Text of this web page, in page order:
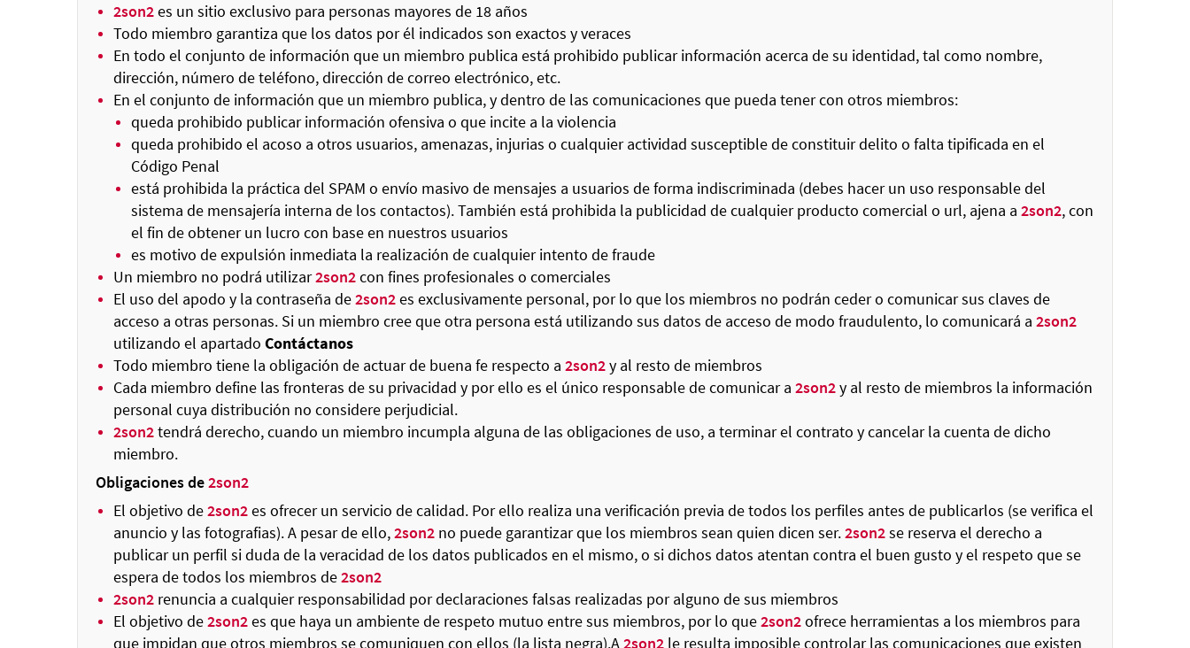
2son2es un sitio exclusivo para personas mayores de 18 años
Todo miembro garantiza que los datos por él indicados son exactos y veraces
En todo el conjunto de información que un miembro publica está prohibido publicar información acerca de su identidad, tal como nombre,
dirección, número de teléfono, dirección de correo electrónico, etc.
En el conjunto de información que un miembro publica, y dentro de las comunicaciones que pueda tener con otros miembros:
queda prohibido publicar información ofensiva o que incite a la violencia
queda prohibido el acoso a otros usuarios, amenazas, injurias o cualquier actividad susceptible de constituir delito o falta tipificada en el
Código Penal
está prohibida la práctica del SPAM o envío masivo de mensajes a usuarios de forma indiscriminada (debes hacer un uso responsable del
sistema de mensajería interna de los contactos). También está prohibida la publicidad de cualquier producto comercial o url, ajena a 2son2, con
el fin de obtener un lucro con base en nuestros usuarios
es motivo de expulsión inmediata la realización de cualquier intento de fraude
Un miembro no podrá utilizar2son2con fines profesionales o comerciales
El uso del apodo y la contraseña de2son2es exclusivamente personal, por lo que los miembros no podrán ceder o comunicar sus claves de
acceso a otras personas. Si un miembro cree que otra persona está utilizando sus datos de acceso de modo fraudulento, lo comunicará a 2son2
utilizando el apartado Contáctanos
Todo miembro tiene la obligación de actuar de buena fe respecto a 2son2y al resto de miembros
Cada miembro define las fronteras de su privacidad y por ello es el único responsable de comunicar a 2son2y al resto de miembros la información
personal cuya distribución no considere perjudicial.
2son2tendrá derecho, cuando un miembro incumpla alguna de las obligaciones de uso, a terminar el contrato y cancelar la cuenta de dicho
miembro.
Obligaciones de2son2
El objetivo de2son2es ofrecer un servicio de calidad. Por ello realiza una verificación previa de todos los perfiles antes de publicarlos (se verifica el
anuncio y las fotografias). A pesar de ello,2son2 no puede garantizar que los miembros sean quien dicen ser.2son2se reserva el derecho a
publicar un perfil si duda de la veracidad de los datos publicados en el mismo, o si dichos datos atentan contra el buen gusto y el respeto que se
espera de todos los miembros de2son2
2son2 renuncia a cualquier responsabilidad por declaraciones falsas realizadas por alguno de sus miembros
El objetivo de2son2es que haya un ambiente de respeto mutuo entre sus miembros, por lo que2son2ofrece herramientas a los miembros para
que impidan que otros miembros se comuniquen con ellos (la lista negra).A2son2 le resulta imposible controlar las comunicaciones que existen